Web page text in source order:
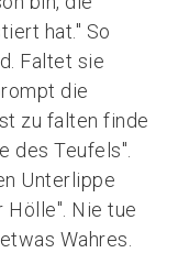
hat." So
Faltet sie
die
zu falten finde
des Teufels".
Unterlippe
Hölle". Nie tue
Wahres.